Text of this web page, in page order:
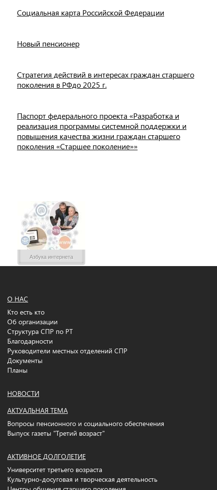
Социальная карта Российской Федерации
Новый пенсионер
Стратегия действий в интересах граждан старшего
поколения в РФдо 2025 г.
Паспорт федерального проекта «Разработка и
реализация программы системной поддержки и
повышения качества жизни граждан старшего
поколения «Старшее поколение»»
Азбука интернета
О НАС
Кто есть кто
Об организации
Структура СПР по РТ
Благодарности
Руководители местных отделений СПР
Документы
Планы
НОВОСТИ
АКТУАЛЬНАЯ ТЕМА
Вопросы пенсионного и социального обеспечения
Выпуск газеты "Третий возраст"
АКТИВНОЕ ДОЛГОЛЕТИЕ
Университет третьего возраста
Культурно-досуговая и творческая деятельность